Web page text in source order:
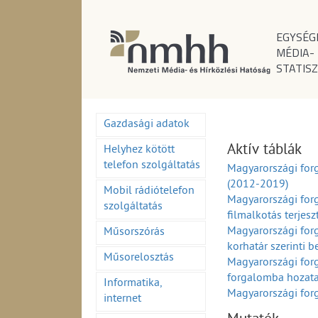
MÉDIA-
Gazdasági adatok
Helyhez kötött
telefon szolgáltatás
Mobil rádiótelefon
szolgáltatás
Műsorszórás
Műsorelosztás
Informatika,
internet
Aktív táblák
Magyarországi
(2012-2019)
Magyarországi
filmalkotás
Magyarországi
korhatár szerinti
Magyarországi
forgalomba
Magyarországi
szerinti